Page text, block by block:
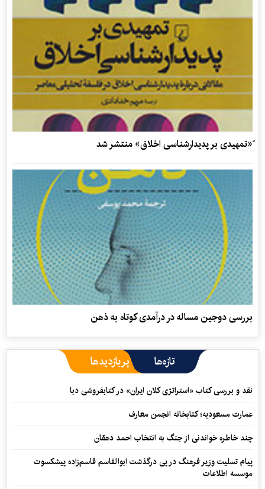
ّ«تمهیدی بر پدیدارشناسی اخلاق» منتشر شد
بررسی دوجین مساله در درآمدی کوتاه به ذهن
تازه‌ها پربازدیدها
نقد و بررسی کتاب «استراتژی کلان ایران» در کتابفروشی دبا
عمارت مسعودیه؛ کتابخانه انجمن معارف
چند خاطره خواندنی از جنگ به انتخاب احمد دهقان
پیام تسلیت وزیر فرهنگ در پی درگذشت ابوالقاسم قاسم‌زاده پیشکسوت
موسسه اطلاعات